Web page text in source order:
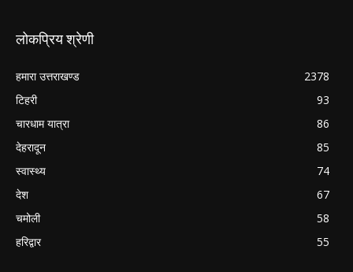
लोकप्रिय श्रेणी
हमारा उत्तराखण्ड
2378
टिहरी
93
चारधाम यात्रा
86
देहरादून
85
स्वास्थ्य
74
देश
67
चमोली
58
हरिद्वार
55